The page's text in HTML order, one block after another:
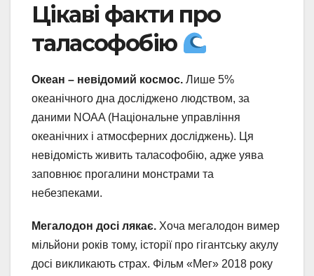
Цікаві факти про
таласофобію
Океан – невідомий космос. Лише 5%
океанічного дна досліджено людством, за
даними NOAA (Національне управління
океанічних і атмосферних досліджень). Ця
невідомість живить таласофобію, адже уява
заповнює прогалини монстрами та
небезпеками.
Мегалодон досі лякає. Хоча мегалодон вимер
мільйони років тому, історії про гігантську акулу
досі викликають страх. Фільм «Мег» 2018 року